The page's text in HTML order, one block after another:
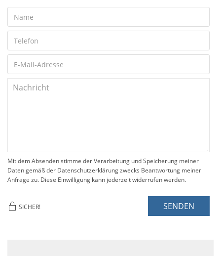
Mit dem Absenden stimme der Verarbeitung und Speicherung meiner
Daten gemäß der Datenschutzerklärung zwecks Beantwortung meiner
Anfrage zu. Diese Einwilligung kann jederzeit widerrufen werden.
SICHER! SENDEN